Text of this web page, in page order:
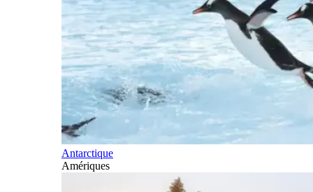
Antarctique
Amériques